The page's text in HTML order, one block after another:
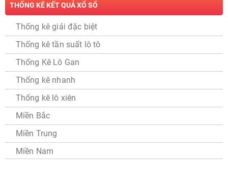
THỐNG KÊ KẾT QUẢ XỔ SỐ
Thống kê giải đặc biệt
Thống kê tần suất lô tô
Thống Kê Lô Gan
Thống kê nhanh
Thống kê lô xiên
Miền Bắc
Miền Trung
Miền Nam